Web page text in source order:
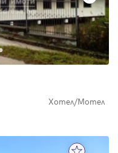
Хотел/Мотел